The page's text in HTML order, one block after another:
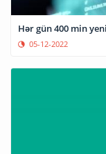
Hər gün 400 min
05-12-2022